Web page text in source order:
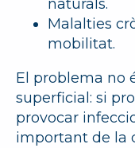
naturals.
Malalties
mobilitat.
El problema no
superficial: si
provocar
important de la